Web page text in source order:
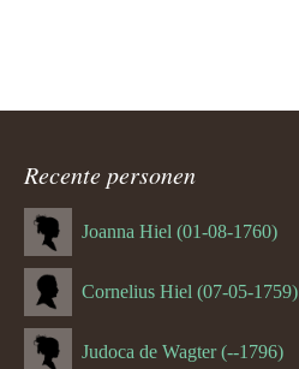
Recente personen
Joanna Hiel (01-08-1760)
Cornelius Hiel (07-05-1759)
Judoca de Wagter (--1796)